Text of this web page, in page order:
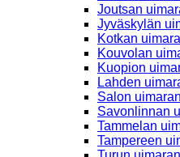
Joutsan
Jyväskylän
Kotkan
Kouvolan
Kuopion
Lahden
Salon
Savonlinnan
Tammelan
Tampereen